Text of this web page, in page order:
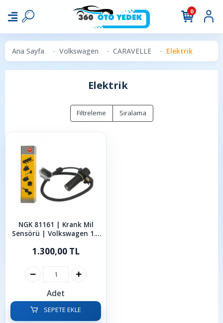
0
Ana Sayfa Volkswagen CARAVELLE Elektrik
Elektrik
Filtreleme Sıralama
NGK 81161 | Krank Mil
Sensörü | Volkswagen 1.9
2001-2007
1.300,00 TL
Adet
SEPETE EKLE